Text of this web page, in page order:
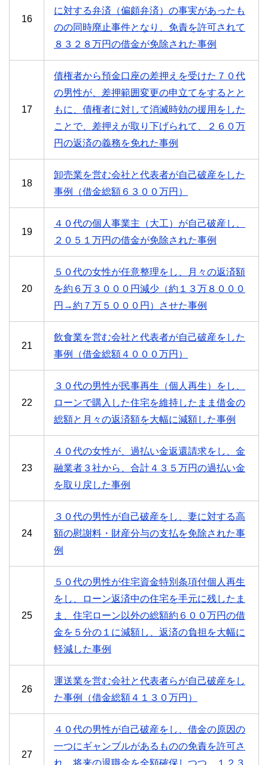
16
に対する弁済（偏頗弁済）の事実があったも
のの同時廃止事件となり、免責を許可されて
８３２８万円の借金が免除された事例
17
債権者から預金口座の差押えを受けた７０代
の男性が、差押範囲変更の申立てをするとと
もに、債権者に対して消滅時効の援用をした
ことで、差押えが取り下げられて、２６０万
円の返済の義務を免れた事例
18
卸売業を営む会社と代表者が自己破産をした
事例（借金総額６３００万円）
19
４０代の個人事業主（大工）が自己破産し、
２０５１万円の借金が免除された事例
20
５０代の女性が任意整理をし、月々の返済額
を約６万３０００円減少（約１３万８０００
円→約７万５０００円）させた事例
21
飲食業を営む会社と代表者が自己破産をした
事例（借金総額４０００万円）
22
３０代の男性が民事再生（個人再生）をし、
ローンで購入した住宅を維持したまま借金の
総額と月々の返済額を大幅に減額した事例
23
４０代の女性が、過払い金返還請求をし、金
融業者３社から、合計４３５万円の過払い金
を取り戻した事例
24
３０代の男性が自己破産をし、妻に対する高
額の慰謝料・財産分与の支払を免除された事
例
25
５０代の男性が住宅資金特別条項付個人再生
をし、ローン返済中の住宅を手元に残したま
ま、住宅ローン以外の総額約６００万円の借
金を５分の１に減額し、返済の負担を大幅に
軽減した事例
26
運送業を営む会社と代表者らが自己破産をし
た事例（借金総額４１３０万円）
27
４０代の男性が自己破産をし、借金の原因の
一つにギャンブルがあるものの免責を許可さ
れ、将来の退職金を全額確保しつつ、１２３